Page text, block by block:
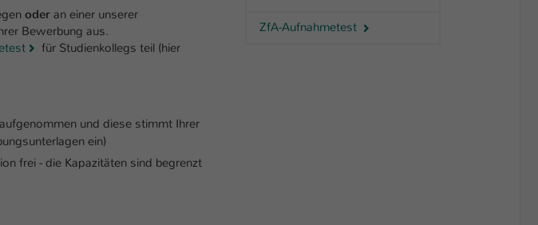
oder an einer unserer
Bewerbung aus.
für Studienkollegs teil (hier
und diese stimmt Ihrer
ein)
frei - die Kapazitäten sind begrenzt
ZfA-Aufnahmetest
verwendet, um Ihre Cookie-
diese Website zu speichern.
anzeigen
für interne Zwecke